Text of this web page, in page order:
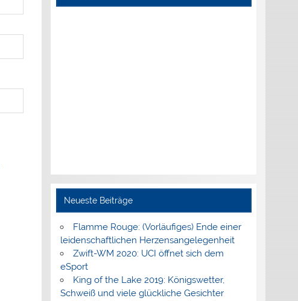
Neueste Beiträge
Flamme Rouge: (Vorläufiges) Ende einer
leidenschaftlichen Herzensangelegenheit
Zwift-WM 2020: UCI öffnet sich dem
eSport
King of the Lake 2019: Königswetter,
Schweiß und viele glückliche Gesichter